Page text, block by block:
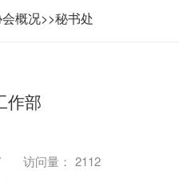
概况>>秘书处
作部
访问量： 2112